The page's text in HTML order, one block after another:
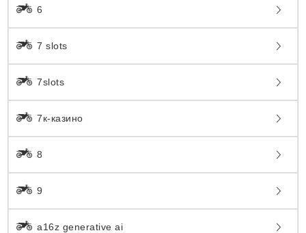
6
7 slots
7slots
7к-казино
8
9
a16z generative ai